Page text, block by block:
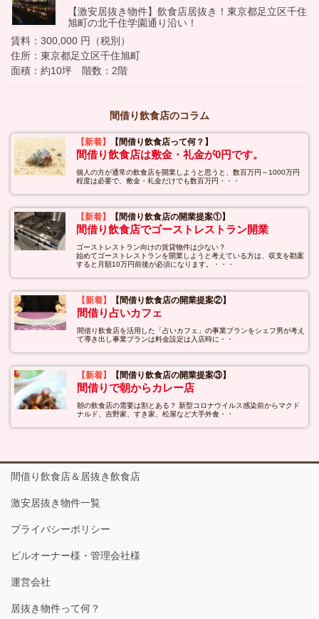
【激安居抜き物件】飲食店居抜き！東京都足立区千住
旭町の北千住学園通り沿い！
賃料：300,000 円（税別）
住所：東京都足立区千住旭町
面積：約10坪 階数：2階
間借り飲食店のコラム
【新着】 【間借り飲食店って何？】
間借り飲食店は敷金・礼金が0円です。
個人の方が通常の飲食店を開業しようと思うと、数百万円～1000万円
程度は必要で、敷金・礼金だけでも数百万円・・・
【新着】 【間借り飲食店の開業提案①】
間借り飲食店でゴーストレストラン開業
ゴーストレストラン向けの賃貸物件は少ない？
始めてゴーストレストランを開業しようと考えている方は、収支を勘案
すると月額10万円前後が必須になります。・・・
【新着】 【間借り飲食店の開業提案②】
間借り占いカフェ
間借り飲食店を活用した「占いカフェ」の事業プランをシェフ男が考え
て導き出し事業プランは料金設定は入店時に・・
【新着】 【間借り飲食店の開業提案③】
間借りで朝からカレー店
朝の飲食店の需要は割とある？ 新型コロナウイルス感染前からマクド
ナルド、吉野家、すき家、松屋など大手外食・・
間借り飲食店＆居抜き飲食店
激安居抜き物件一覧
プライバシーポリシー
ビルオーナー様・管理会社様
運営会社
居抜き物件って何？